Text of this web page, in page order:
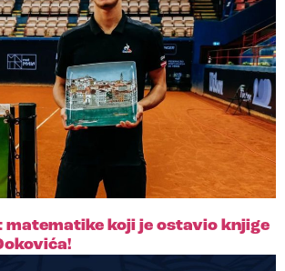
matematike koji je ostavio knjige